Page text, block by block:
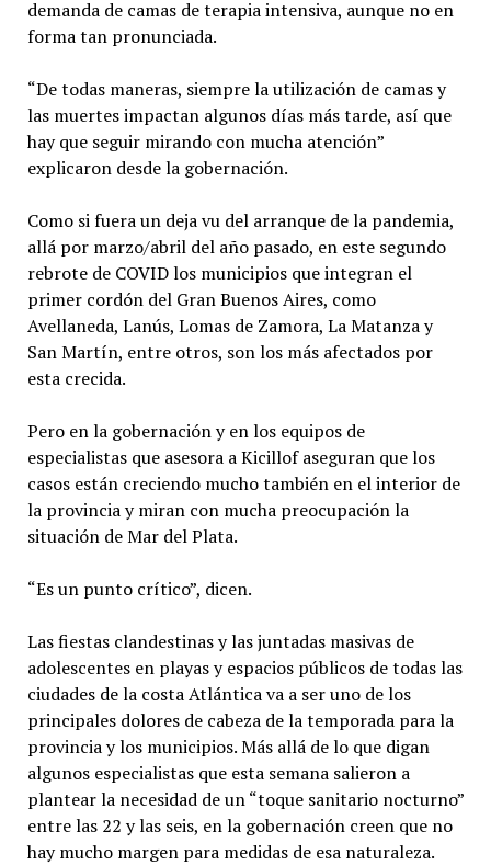
demanda de camas de terapia intensiva, aunque no en
forma tan pronunciada.
“De todas maneras, siempre la utilización de camas y
las muertes impactan algunos días más tarde, así que
hay que seguir mirando con mucha atención”
explicaron desde la gobernación.
Como si fuera un deja vu del arranque de la pandemia,
allá por marzo/abril del año pasado, en este segundo
rebrote de COVID los municipios que integran el
primer cordón del Gran Buenos Aires, como
Avellaneda, Lanús, Lomas de Zamora, La Matanza y
San Martín, entre otros, son los más afectados por
esta crecida.
Pero en la gobernación y en los equipos de
especialistas que asesora a Kicillof aseguran que los
casos están creciendo mucho también en el interior de
la provincia y miran con mucha preocupación la
situación de Mar del Plata.
“Es un punto crítico”, dicen.
Las fiestas clandestinas y las juntadas masivas de
adolescentes en playas y espacios públicos de todas las
ciudades de la costa Atlántica va a ser uno de los
principales dolores de cabeza de la temporada para la
provincia y los municipios. Más allá de lo que digan
algunos especialistas que esta semana salieron a
plantear la necesidad de un “toque sanitario nocturno”
entre las 22 y las seis, en la gobernación creen que no
hay mucho margen para medidas de esa naturaleza.